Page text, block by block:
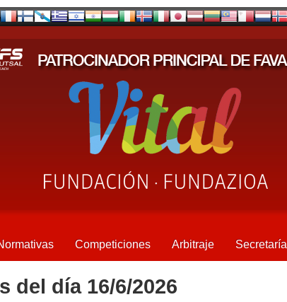
Competiciones Arbitraje Secretaría
del día 16/6/2026